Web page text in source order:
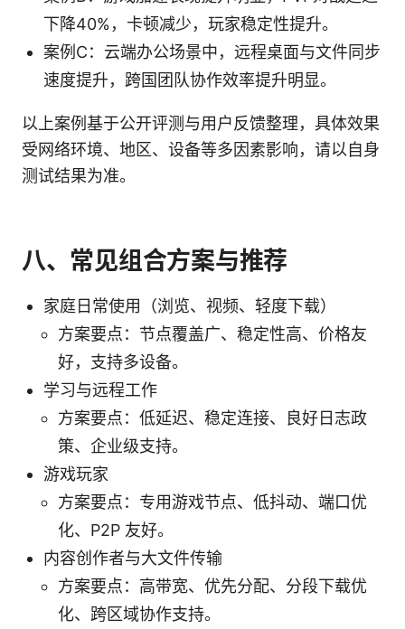
下降40%，卡顿减少，玩家稳定性提升。
案例C：云端办公场景中，远程桌面与文件同步
速度提升，跨国团队协作效率提升明显。
以上案例基于公开评测与用户反馈整理，具体效果
受网络环境、地区、设备等多因素影响，请以自身
测试结果为准。
八、常见组合方案与推荐
家庭日常使用（浏览、视频、轻度下载）
方案要点：节点覆盖广、稳定性高、价格友
好，支持多设备。
学习与远程工作
方案要点：低延迟、稳定连接、良好日志政
策、企业级支持。
游戏玩家
方案要点：专用游戏节点、低抖动、端口优
化、P2P 友好。
内容创作者与大文件传输
方案要点：高带宽、优先分配、分段下载优
化、跨区域协作支持。